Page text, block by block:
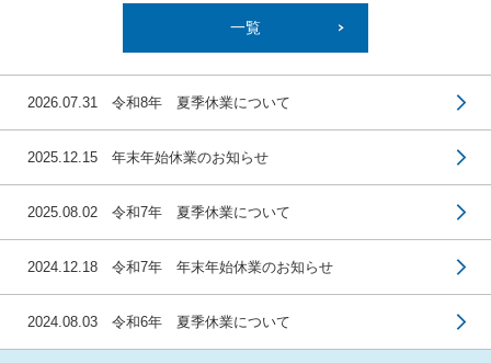
一覧
2026.07.31 令和8年 夏季休業について
2025.12.15 年末年始休業のお知らせ
2025.08.02 令和7年 夏季休業について
2024.12.18 令和7年 年末年始休業のお知らせ
2024.08.03 令和6年 夏季休業について